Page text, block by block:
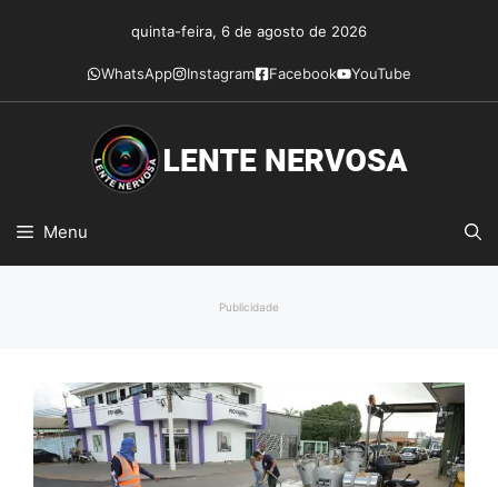
conteúdo
quinta-feira, 6 de agosto de 2026
WhatsApp Instagram Facebook YouTube
Menu
Publicidade